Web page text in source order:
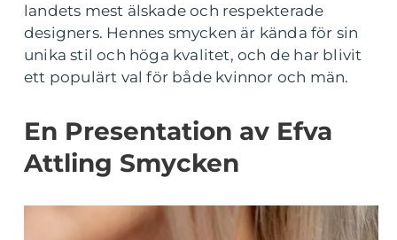
landets mest älskade och respekterade
designers. Hennes smycken är kända för sin
unika stil och höga kvalitet, och de har blivit
ett populärt val för både kvinnor och män.
En Presentation av Efva
Attling Smycken